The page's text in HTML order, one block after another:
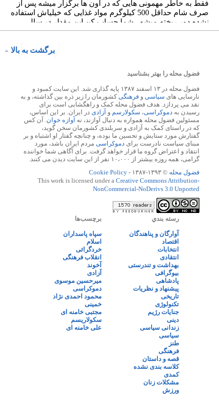
برگشت به بالا
فضول محله را بهتر بشناسید
فضول محله در ۱۳ اسفند ۱۳۸۷ پایه گذاری شد. این سایت کمبود و
نارسایی های سیاسی و فرهنگیکشورمان را زیر ذره بین گذاشته، و به
نقد می پردازد. هدف فضول محله کمک و راهگشایی است برای
رسیدن به دموکراسی، سکولارسم و آزادی در ایران. بر این اساس،
مسئولین فضول محله همواره به دنبال آوازند، نه آوازه خوان. آن کس
که در راستای کمک به آزادی و سربلندی کشورمان سخن گوید،
گفتارش مورد ستایش و تحسین ما بوده، و چنانچه گفتار او اشتباه و بر
مبنای سیاست نادرست برای دموکراسی مردم ایران باشد، مورد
انتقاد و اعتراض گروه ما قرار خواهد گرفت. برای آگاهی شما خواننده
گرامی، همه روزه بیشتر از ۱۰،۰۰۰ نفر از این سایت دیدن می کنند.
فضول محله © ۱۳۹۳-۱۳۸۷ -
Cookie Policy
This work is licensed under a Creative Commons Attribution-
NonCommercial-NoDerivs 3.0 Unported
رسته بندي
آوارگان و پناهندگان
اقتصاد
انتخابات
انتقادی
بهداشت و تندرستی
بیوگرافی
پادشاهی
پیشنهاد و نظریات
تاریخی
تکنولوژی
جنایات رژیم
دینی
زندانی سیاسی
سیاسی
طنز
فرهنگی
قصه و داستان
کلاسه بندی نشده
کمدی
مشکلات زنان
ورزش
برچسب‌ها
سپاه پاسداران
اسلام
خردگرائی
انقلاب فرهنگی
آخوند
آزادی
میرحسین موسوی
دموکراسی
محمود احمدی نژاد
خمینی
مجتبی خامنه ای
سکولاریسم
علی خامنه ای